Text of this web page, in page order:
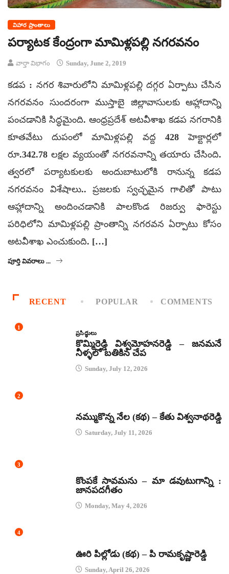
విహార ప్రాంతాలు
పర్యాటక కేంద్రంగా మామిళ్లపల్లి నగరవనం
వార్తా విభాగం Sunday, June 2, 2019
కడప : నగర శివారులోని మామిళ్లపల్లి దగ్గర ఏర్పాటు చేసిన
నగరవనం సుందరంగా ముస్తాబై జిల్లావాసులకు ఆహ్లాదాన్ని
పంచడానికి సిద్ధమైంది. ఆంధ్రప్రదేశ్‌ అటవీశాఖ కడప నగరానికి
కూతవేటు దుపంలో మామిళ్లపల్లి వద్ద 428 హెక్టార్లలో
రూ.342.78 లక్షల వ్యయంతో నగరవనాన్ని తయారు చేసింది.
త్వరలో పర్యాటకులకు అందుబాటులోకి రానున్న కడప
నగరవనం విశేషాలు.. ప్రజలకు స్వచ్ఛమైన గాలితో పాటు
ఆహ్లాదాన్ని అందించడానికి పాలకొండ రిజర్వు ఫారెస్టు
పరిధిలోని మామిళ్లపల్లి ప్రాంతాన్ని నగరవన ఏర్పాటు కోసం
అటవీశాఖ ఎంచుకుంది. […]
పూర్తి వివరాలు ...
RECENT POPULAR COMMENTS
1
ప్రసిద్ధులు
కొమ్మిరెడ్డి విశ్వమోహనరెడ్డి – జనమనే
నీళ్ళలో బతికిన చేప
Sunday, July 12, 2026
2
నమ్ముకొన్న నేల (కథ) – కేతు విశ్వనాథరెడ్డి
Saturday, July 11, 2026
3
కొంపకే సావమను – మా డవుటుగాన్ని :
జానపదగీతం
Monday, May 4, 2026
4
ఊరి పిల్లోడు (కథ) – పి రామకృష్ణారెడ్డి
Sunday, April 26, 2026